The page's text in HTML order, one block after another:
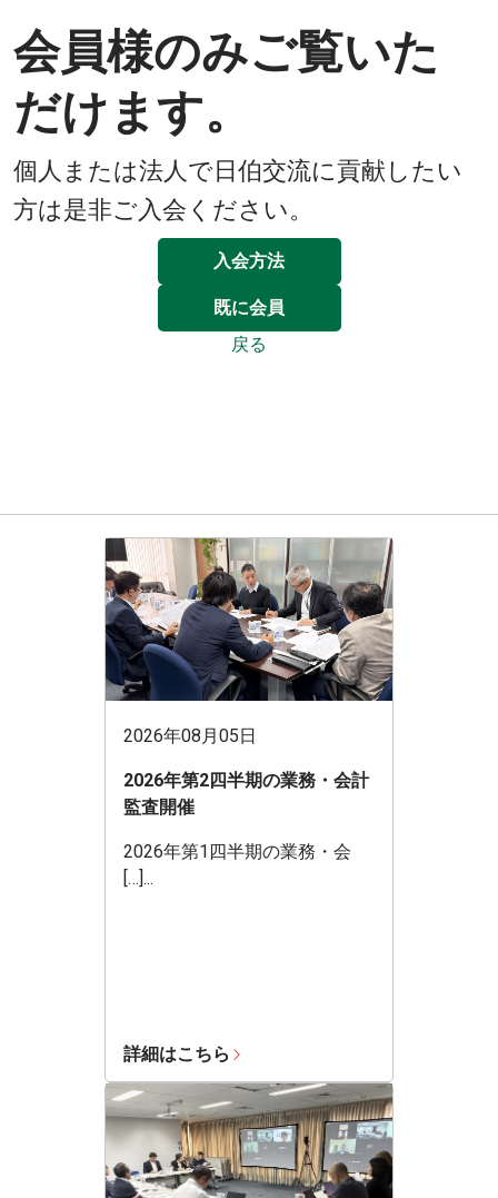
会員様のみご覧いた
だけます。
個人または法人で日伯交流に貢献したい
方は是非ご入会ください。
入会方法
既に会員
戻る
2026年08月05日
2026年第2四半期の業務・会計
監査開催
2026年第1四半期の業務・会
[…]...
詳細はこちら